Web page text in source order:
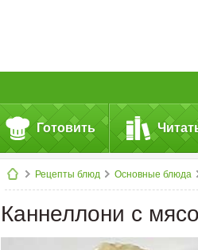
Готовить
Рецепты блюд Основные блюда
Каннеллони с